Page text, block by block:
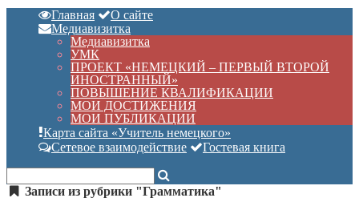
Главная
О сайте
Медиавизитка
Медиавизитка
УМК
ПРОЕКТ «НЕМЕЦКИЙ – ПЕРВЫЙ ВТОРОЙ
ИНОСТРАННЫЙ»
ПОВЫШЕНИЕ КВАЛИФИКАЦИИ
МОИ ДОСТИЖЕНИЯ
МОИ ПУБЛИКАЦИИ
Карта сайта «Учитель немецкого»
Сетевое взаимодействие
Гостевая книга
Записи из рубрики "Грамматика"